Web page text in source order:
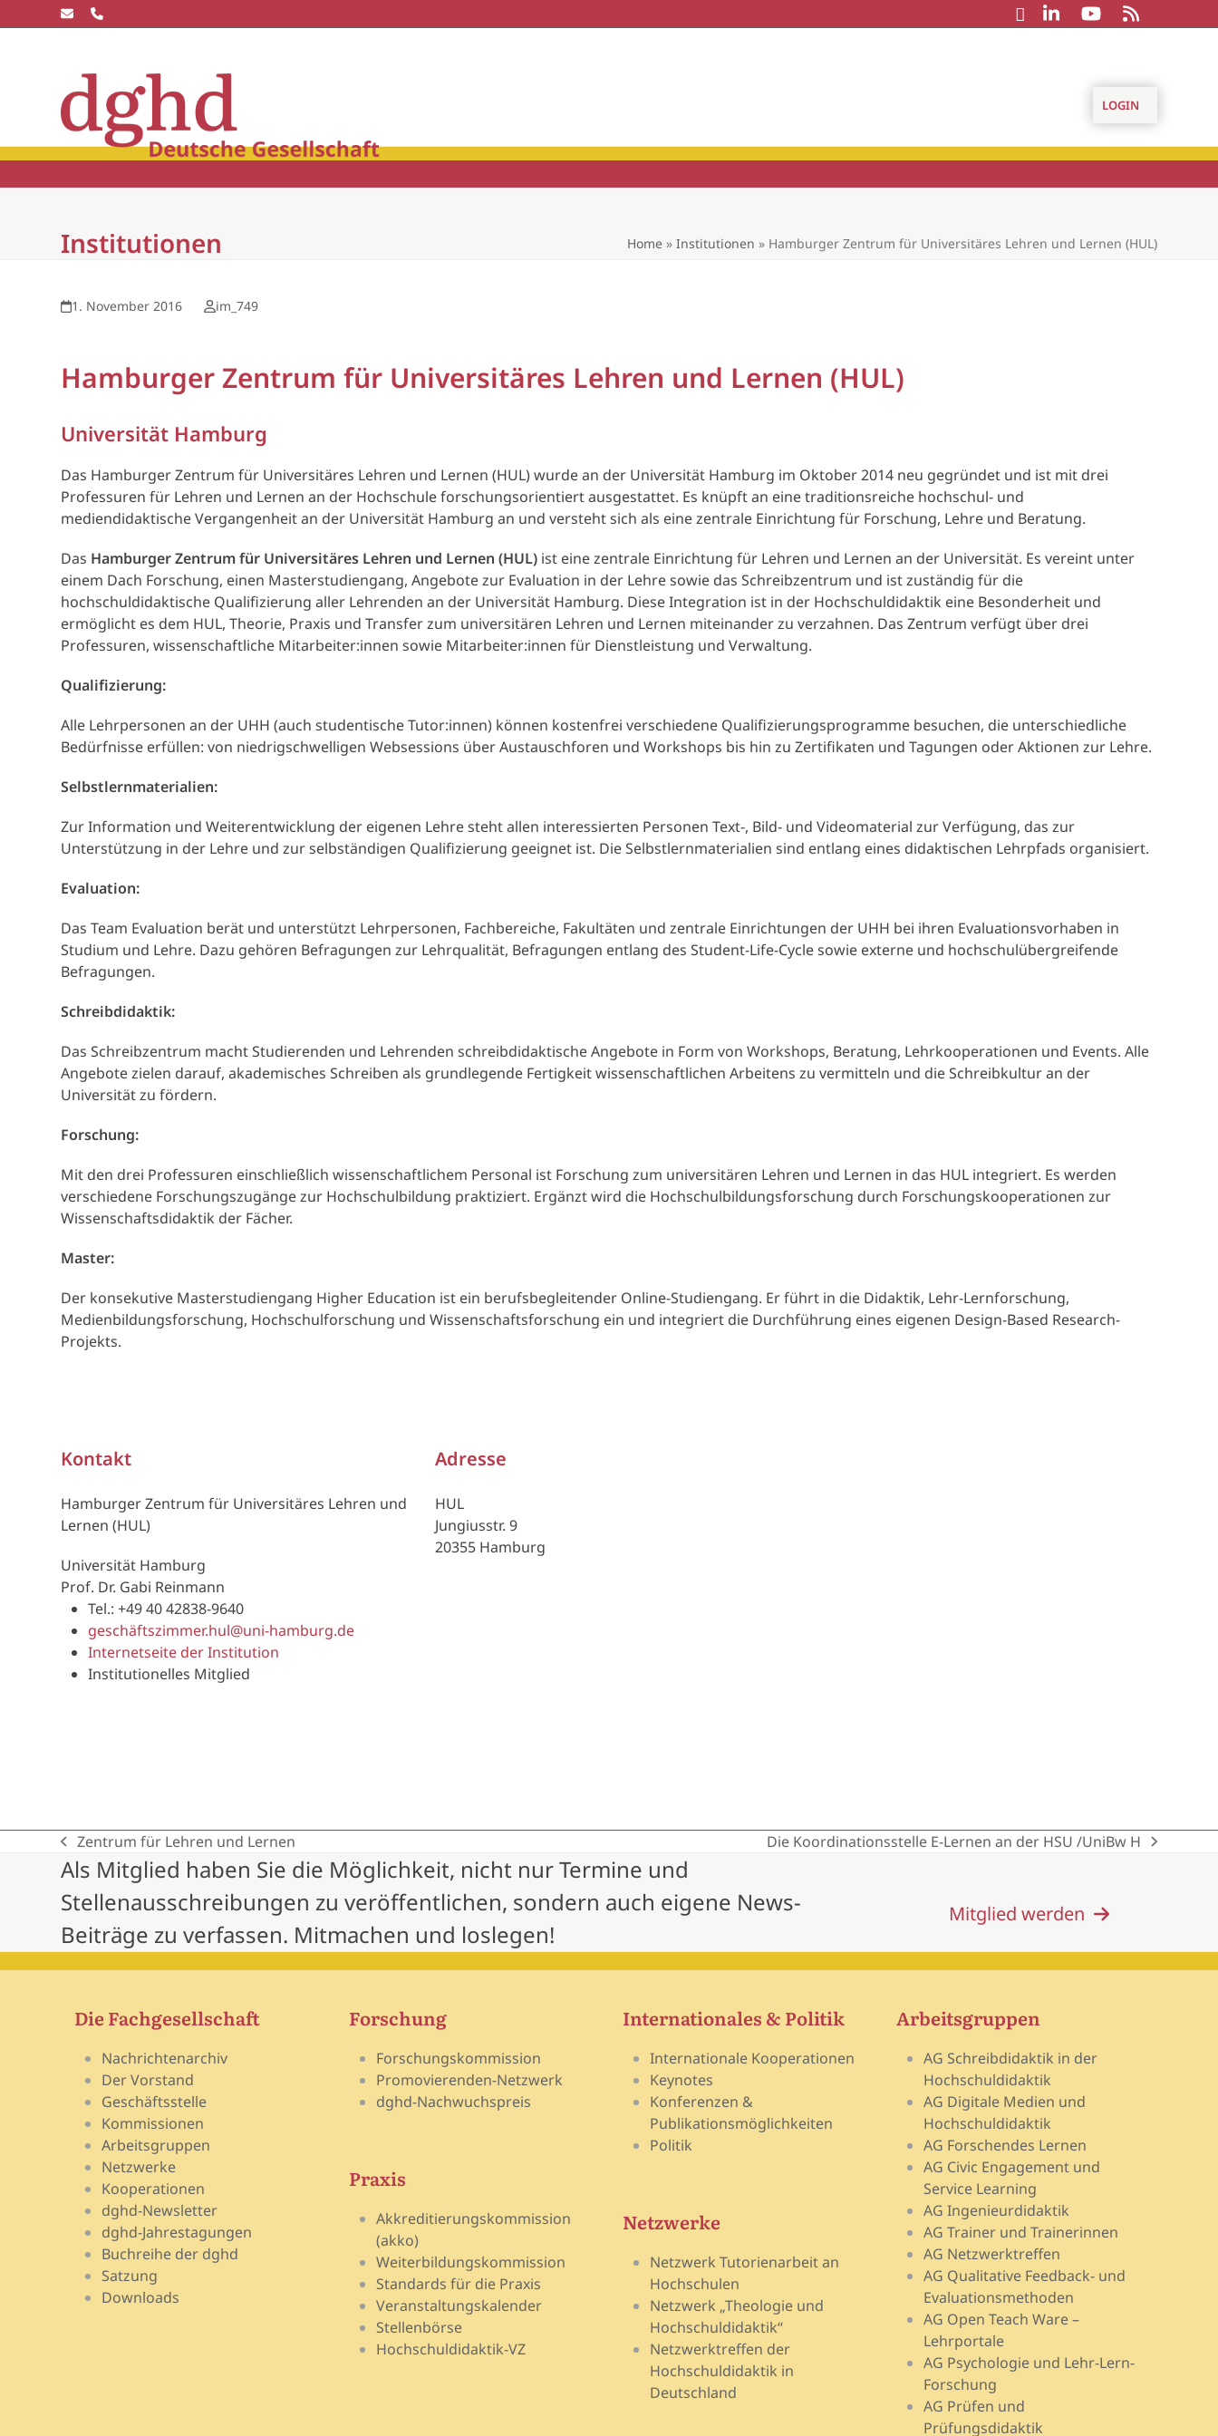
to
LOGIN
Institutionen Home» Institutionen » Hamburger Zentrum für Universitäres Lehren und Lernen (HUL)
1. November 2016 im_749
Hamburger Zentrum für Universitäres Lehren und Lernen (HUL)
Universität Hamburg
Das Hamburger Zentrum für Universitäres Lehren und Lernen (HUL) wurde an der Universität Hamburg im Oktober 2014 neu gegründet und ist mit drei
Professuren für Lehren und Lernen an der Hochschule forschungsorientiert ausgestattet. Es knüpft an eine traditionsreiche hochschul- und
mediendidaktische Vergangenheit an der Universität Hamburg an und versteht sich als eine zentrale Einrichtung für Forschung, Lehre und Beratung.
Das Hamburger Zentrum für Universitäres Lehren und Lernen (HUL) ist eine zentrale Einrichtung für Lehren und Lernen an der Universität. Es vereint unter
einem Dach Forschung, einen Masterstudiengang, Angebote zur Evaluation in der Lehre sowie das Schreibzentrum und ist zuständig für die
hochschuldidaktische Qualifizierung aller Lehrenden an der Universität Hamburg. Diese Integration ist in der Hochschuldidaktik eine Besonderheit und
ermöglicht es dem HUL, Theorie, Praxis und Transfer zum universitären Lehren und Lernen miteinander zu verzahnen. Das Zentrum verfügt über drei
Professuren, wissenschaftliche Mitarbeiter:innen sowie Mitarbeiter:innen für Dienstleistung und Verwaltung.
Qualifizierung:
Alle Lehrpersonen an der UHH (auch studentische Tutor:innen) können kostenfrei verschiedene Qualifizierungsprogramme besuchen, die unterschiedliche
Bedürfnisse erfüllen: von niedrigschwelligen Websessions über Austauschforen und Workshops bis hin zu Zertifikaten und Tagungen oder Aktionen zur Lehre.
Selbstlernmaterialien:
Zur Information und Weiterentwicklung der eigenen Lehre steht allen interessierten Personen Text-, Bild- und Videomaterial zur Verfügung, das zur
Unterstützung in der Lehre und zur selbständigen Qualifizierung geeignet ist. Die Selbstlernmaterialien sind entlang eines didaktischen Lehrpfads organisiert.
Evaluation:
Das Team Evaluation berät und unterstützt Lehrpersonen, Fachbereiche, Fakultäten und zentrale Einrichtungen der UHH bei ihren Evaluationsvorhaben in
Studium und Lehre. Dazu gehören Befragungen zur Lehrqualität, Befragungen entlang des Student-Life-Cycle sowie externe und hochschulübergreifende
Befragungen.
Schreibdidaktik:
Das Schreibzentrum macht Studierenden und Lehrenden schreibdidaktische Angebote in Form von Workshops, Beratung, Lehrkooperationen und Events. Alle
Angebote zielen darauf, akademisches Schreiben als grundlegende Fertigkeit wissenschaftlichen Arbeitens zu vermitteln und die Schreibkultur an der
Universität zu fördern.
Forschung:
Mit den drei Professuren einschließlich wissenschaftlichem Personal ist Forschung zum universitären Lehren und Lernen in das HUL integriert. Es werden
verschiedene Forschungszugänge zur Hochschulbildung praktiziert. Ergänzt wird die Hochschulbildungsforschung durch Forschungskooperationen zur
Wissenschaftsdidaktik der Fächer.
Master:
Der konsekutive Masterstudiengang Higher Education ist ein berufsbegleitender Online-Studiengang. Er führt in die Didaktik, Lehr-Lernforschung,
Medienbildungsforschung, Hochschulforschung und Wissenschaftsforschung ein und integriert die Durchführung eines eigenen Design-Based Research-
Projekts.
Kontakt
Hamburger Zentrum für Universitäres Lehren und
Lernen (HUL)
Universität Hamburg
Prof. Dr. Gabi Reinmann
Tel.: +49 40 42838-9640
geschäftszimmer.hul@uni-hamburg.de
Internetseite der Institution
Institutionelles Mitglied
Adresse
HUL
Jungiusstr. 9
20355 Hamburg
previous
post:
Zentrum für Lehren und Lernen
next
Die Koordinationsstelle E-Lernen an der HSU /UniBw H
Als Mitglied haben Sie die Möglichkeit, nicht nur Termine und
Stellenausschreibungen zu veröffentlichen, sondern auch eigene News-
Beiträge zu verfassen. Mitmachen und loslegen!
Mitglied werden
Die Fachgesellschaft
Nachrichtenarchiv
Der Vorstand
Geschäftsstelle
Kommissionen
Arbeitsgruppen
Netzwerke
Kooperationen
dghd-Newsletter
dghd-Jahrestagungen
Buchreihe der dghd
Satzung
Downloads
Forschung
Forschungskommission
Promovierenden-Netzwerk
dghd-Nachwuchspreis
Praxis
Akkreditierungskommission
(akko)
Weiterbildungskommission
Standards für die Praxis
Veranstaltungskalender
Stellenbörse
Hochschuldidaktik-VZ
Internationales & Politik
Internationale Kooperationen
Keynotes
Konferenzen &
Publikationsmöglichkeiten
Politik
Netzwerke
Netzwerk Tutorienarbeit an
Hochschulen
Netzwerk „Theologie und
Hochschuldidaktik“
Netzwerktreffen der
Hochschuldidaktik in
Deutschland
Arbeitsgruppen
AG Schreibdidaktik in der
Hochschuldidaktik
AG Digitale Medien und
Hochschuldidaktik
AG Forschendes Lernen
AG Civic Engagement und
Service Learning
AG Ingenieurdidaktik
AG Trainer und Trainerinnen
AG Netzwerktreffen
AG Qualitative Feedback- und
Evaluationsmethoden
AG Open Teach Ware –
Lehrportale
AG Psychologie und Lehr-Lern-
Forschung
AG Prüfen und
Prüfungsdidaktik